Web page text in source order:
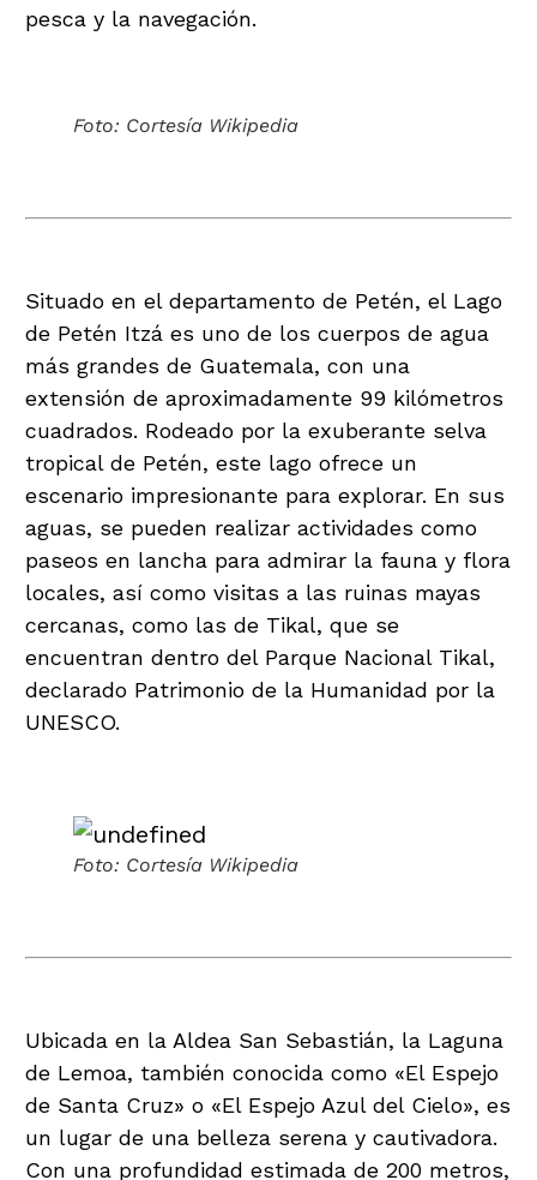
pesca y la navegación.
Foto: Cortesía Wikipedia
Situado en el departamento de Petén, el Lago
de Petén Itzá es uno de los cuerpos de agua
más grandes de Guatemala, con una
extensión de aproximadamente 99 kilómetros
cuadrados. Rodeado por la exuberante selva
tropical de Petén, este lago ofrece un
escenario impresionante para explorar. En sus
aguas, se pueden realizar actividades como
paseos en lancha para admirar la fauna y flora
locales, así como visitas a las ruinas mayas
cercanas, como las de Tikal, que se
encuentran dentro del Parque Nacional Tikal,
declarado Patrimonio de la Humanidad por la
UNESCO.
Foto: Cortesía Wikipedia
Ubicada en la Aldea San Sebastián, la Laguna
de Lemoa, también conocida como «El Espejo
de Santa Cruz» o «El Espejo Azul del Cielo», es
un lugar de una belleza serena y cautivadora.
Con una profundidad estimada de 200 metros,